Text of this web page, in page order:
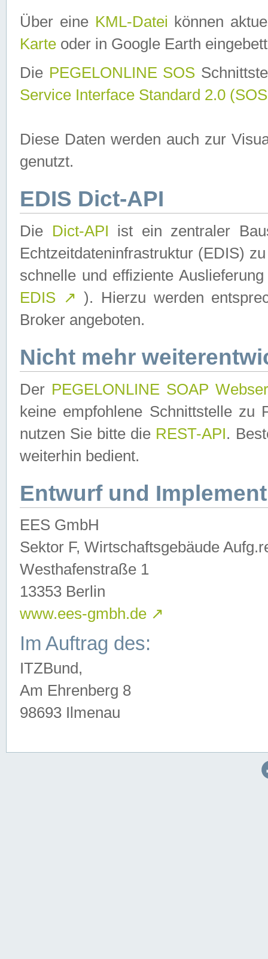
Über eine KML-Datei können
Karte oder in Google Earth
Die PEGELONLINE SOS
Service Interface Standard 2.0
Diese Daten werden auch zur
genutzt.
EDIS Dict-API
Die Dict-API ist ein zentraler
Echtzeitdateninfrastruktur (EDIS)
schnelle und effiziente
EDIS ↗ ). Hierzu werden
Broker angeboten.
Nicht mehr
Der PEGELONLINE SOAP
keine empfohlene Schnittstelle zu
nutzen Sie bitte die REST-API.
weiterhin bedient.
Entwurf und
EES GmbH
Sektor F, Wirtschaftsgebäude
Westhafenstraße 1
13353 Berlin
www.ees-gmbh.de ↗
Im Auftrag des:
ITZBund,
Am Ehrenberg 8
98693 Ilmenau